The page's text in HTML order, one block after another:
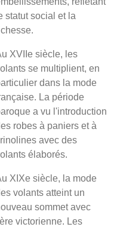
statut social et la
XVIIe siècle, les
se multiplient, en
dans la mode
La période
a vu l'introduction
robes à paniers et à
avec des
élaborés.
XIXe siècle, la mode
volants atteint un
sommet avec
victorienne. Les